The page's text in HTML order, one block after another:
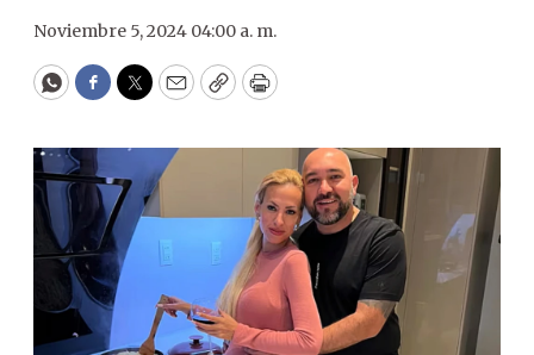
Noviembre 5, 2024 04:00 a. m.
WhatsApp
Facebook
Twitter
EmailCopyPrint